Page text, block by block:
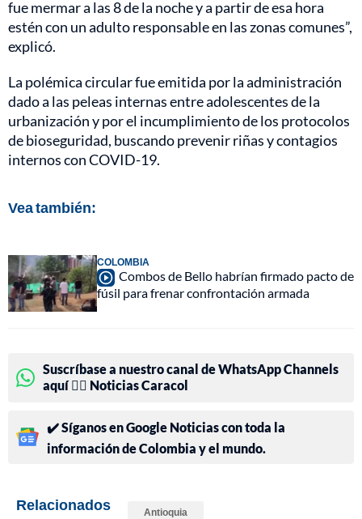
fue mermar a las 8 de la noche y a partir de esa hora
estén con un adulto responsable en las zonas comunes”,
explicó.
La polémica circular fue emitida por la administración
dado a las peleas internas entre adolescentes de la
urbanización y por el incumplimiento de los protocolos
de bioseguridad, buscando prevenir riñas y contagios
internos con COVID-19.
Vea también:
COLOMBIA
Combos de Bello habrían firmado pacto de
fúsil para frenar confrontación armada
Suscríbase a nuestro canal de WhatsApp Channels
aquí 👉🏻 Noticias Caracol
✔️ Síganos en Google Noticias con toda la
información de Colombia y el mundo.
Relacionados Antioquia